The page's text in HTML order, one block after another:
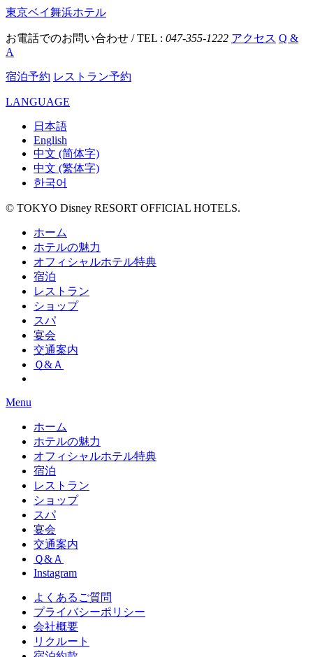
東京ベイ舞浜ホテル
お電話でのお問い合わせ / TEL : 047-355-1222 アクセス Q &
A
宿泊予約 レストラン予約
LANGUAGE
日本語
English
中文 (简体字)
中文 (繁体字)
한국어
© TOKYO Disney RESORT OFFICIAL HOTELS.
ホーム
ホテルの魅力
オフィシャルホテル特典
宿泊
レストラン
ショップ
スパ
宴会
交通案内
Ｑ&Ａ
Menu
ホーム
ホテルの魅力
オフィシャルホテル特典
宿泊
レストラン
ショップ
スパ
宴会
交通案内
Ｑ&Ａ
Instagram
よくあるご質問
プライバシーポリシー
会社概要
リクルート